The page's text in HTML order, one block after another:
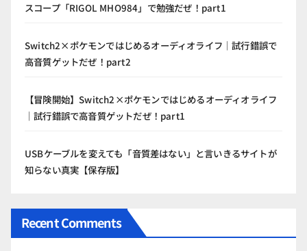
スコープ「RIGOL MHO984」で勉強だぜ！part1
Switch2×ポケモンではじめるオーディオライフ｜試行錯誤で
高音質ゲットだぜ！part2
【冒険開始】Switch2×ポケモンではじめるオーディオライフ
｜試行錯誤で高音質ゲットだぜ！part1
USBケーブルを変えても「音質差はない」と言いきるサイトが
知らない真実【保存版】
Recent Comments